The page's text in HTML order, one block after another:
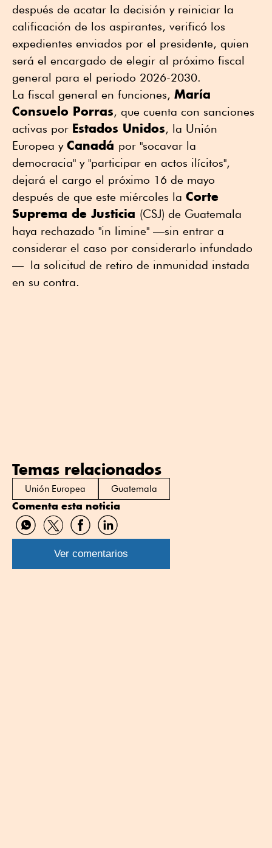
después de acatar la decisión y reiniciar la
calificación de los aspirantes, verificó los
expedientes enviados por el presidente, quien
será el encargado de elegir al próximo fiscal
general para el periodo 2026-2030.
La fiscal general en funciones, María
Consuelo Porras, que cuenta con sanciones
activas por Estados Unidos, la Unión
Europea y Canadá por "socavar la
democracia" y "participar en actos ilícitos",
dejará el cargo el próximo 16 de mayo
después de que este miércoles la Corte
Suprema de Justicia (CSJ) de Guatemala
haya rechazado "in limine" —sin entrar a
considerar el caso por considerarlo infundado
— la solicitud de retiro de inmunidad instada
en su contra.
Temas relacionados
Unión Europea Guatemala
Comenta esta noticia
Compartir
por
WhatsApp
Compartir
por
Twitter
Compartir
por
Facebook
Compartir
por
Linkedin
Ver comentarios